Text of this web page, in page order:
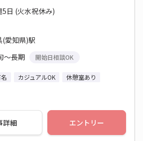
日 (火水祝休み)
(愛知県)駅
～長期
開始日相談OK
カジュアルOK
休憩室あり
詳細 エントリー